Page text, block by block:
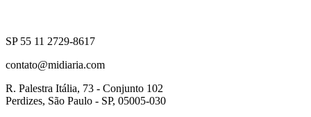
SP 55 11 2729-8617
contato@midiaria.com
R. Palestra Itália, 73 - Conjunto 102
Perdizes, São Paulo - SP, 05005-030